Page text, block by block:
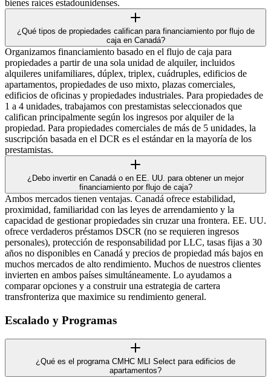
bienes raíces estadounidenses.
¿Qué tipos de propiedades califican para financiamiento por flujo de
caja en Canadá?
Organizamos financiamiento basado en el flujo de caja para
propiedades a partir de una sola unidad de alquiler, incluidos
alquileres unifamiliares, dúplex, triplex, cuádruples, edificios de
apartamentos, propiedades de uso mixto, plazas comerciales,
edificios de oficinas y propiedades industriales. Para propiedades de
1 a 4 unidades, trabajamos con prestamistas seleccionados que
califican principalmente según los ingresos por alquiler de la
propiedad. Para propiedades comerciales de más de 5 unidades, la
suscripción basada en el DCR es el estándar en la mayoría de los
prestamistas.
¿Debo invertir en Canadá o en EE. UU. para obtener un mejor
financiamiento por flujo de caja?
Ambos mercados tienen ventajas. Canadá ofrece estabilidad,
proximidad, familiaridad con las leyes de arrendamiento y la
capacidad de gestionar propiedades sin cruzar una frontera. EE. UU.
ofrece verdaderos préstamos DSCR (no se requieren ingresos
personales), protección de responsabilidad por LLC, tasas fijas a 30
años no disponibles en Canadá y precios de propiedad más bajos en
muchos mercados de alto rendimiento. Muchos de nuestros clientes
invierten en ambos países simultáneamente. Lo ayudamos a
comparar opciones y a construir una estrategia de cartera
transfronteriza que maximice su rendimiento general.
Escalado y Programas
¿Qué es el programa CMHC MLI Select para edificios de
apartamentos?